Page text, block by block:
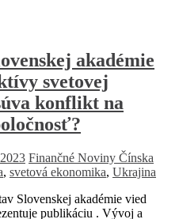
akadémie
svetovej
konflikt na
Finančné Noviny Čínska
, svetová ekonomika, Ukrajina
Slovenskej akadémie vied
publikáciu . Vývoj a